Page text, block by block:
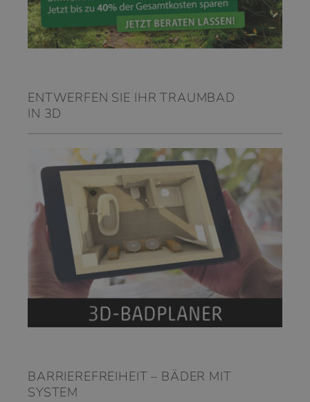
ENTWERFEN SIE IHR TRAUMBAD
IN 3D
BARRIEREFREIHEIT – BÄDER MIT
SYSTEM